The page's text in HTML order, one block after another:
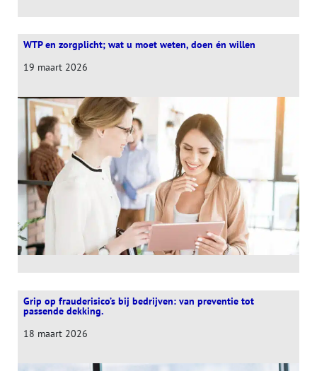
WTP en zorgplicht; wat u moet weten, doen én willen
19 maart 2026
Grip op frauderisico’s bij bedrijven: van preventie tot
passende dekking.
18 maart 2026